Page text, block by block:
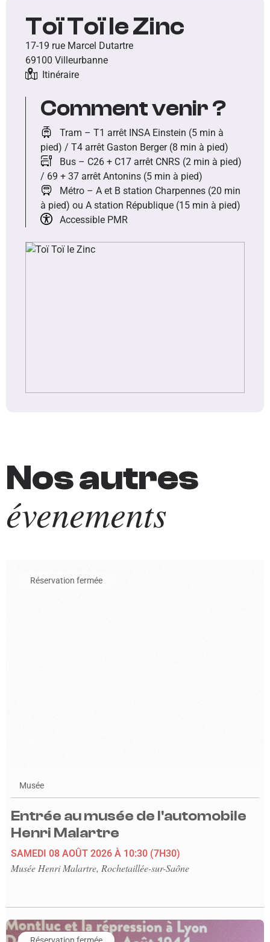
Toï Toï le Zinc
17-19 rue Marcel Dutartre
69100 Villeurbanne
Itinéraire
Comment venir ?
Tram – T1 arrêt INSA Einstein (5 min à
pied) / T4 arrêt Gaston Berger (8 min à pied)
Bus – C26 + C17 arrêt CNRS (2 min à pied)
/ 69 + 37 arrêt Antonins (5 min à pied)
Métro – A et B station Charpennes (20 min
à pied) ou A station République (15 min à pied)
Accessible PMR
Nos autres
évenements
Réservation fermée
Musée
Entrée au musée de l'automobile
Henri Malartre
SAMEDI 08 AOÛT 2026 À 10:30 (7H30)
Musée Henri Malartre, Rochetaillée-sur-Saône
En savoir plus sur l'événement Visite guidée thématique « Le